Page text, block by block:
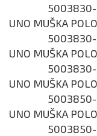
UNO MUŠKA
UNO MUŠKA
UNO MUŠKA
5003850-
UNO MUŠKA